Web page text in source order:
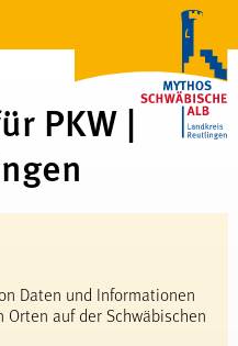
PKW |
Daten und Informationen
auf der Schwäbischen